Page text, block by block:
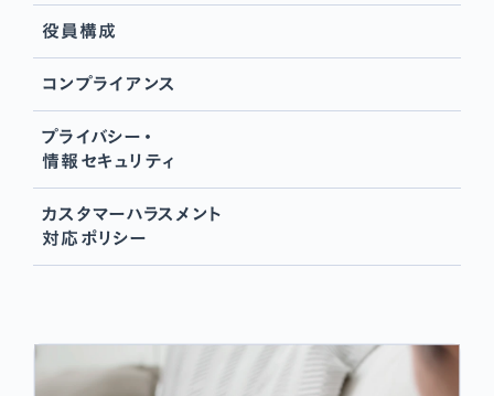
役員構成
コンプライアンス
プライバシー・
情報セキュリティ
カスタマーハラスメント
対応ポリシー